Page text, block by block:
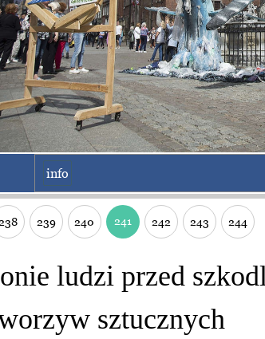
info
238 239 240 241 242 243 244
ludzi przed
sztucznych